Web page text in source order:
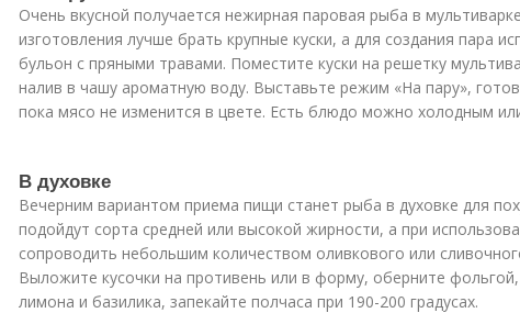
Очень вкусной получается нежирная паровая рыба в
изготовления лучше брать крупные куски, а для создания пара
бульон с пряными травами. Поместите куски на решетку
налив в чашу ароматную воду. Выставьте режим «На пару»,
пока мясо не изменится в цвете. Есть блюдо можно холодным
В духовке
Вечерним вариантом приема пищи станет рыба в духовке для
подойдут сорта средней или высокой жирности, а при
сопроводить небольшим количеством оливкового или
Выложите кусочки на противень или в форму, оберните
лимона и базилика, запекайте полчаса при 190-200 градусах.